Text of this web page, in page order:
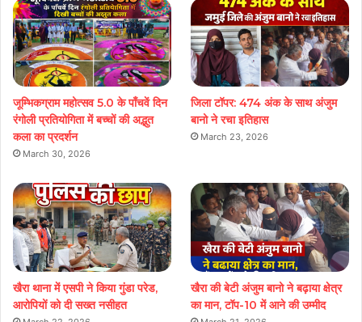
जूम्भिकग्राम महोत्सव 5.0 के पाँचवें दिन
रंगोली प्रतियोगिता में बच्चों की अद्भुत
कला का प्रदर्शन
March 30, 2026
जिला टॉपर: 474 अंक के साथ अंजुम
बानो ने रचा इतिहास
March 23, 2026
खैरा थाना में एसपी ने किया गुंडा परेड,
आरोपियों को दी सख्त नसीहत
खैरा की बेटी अंजुम बानो ने बढ़ाया क्षेत्र
का मान, टॉप-10 में आने की उम्मीद